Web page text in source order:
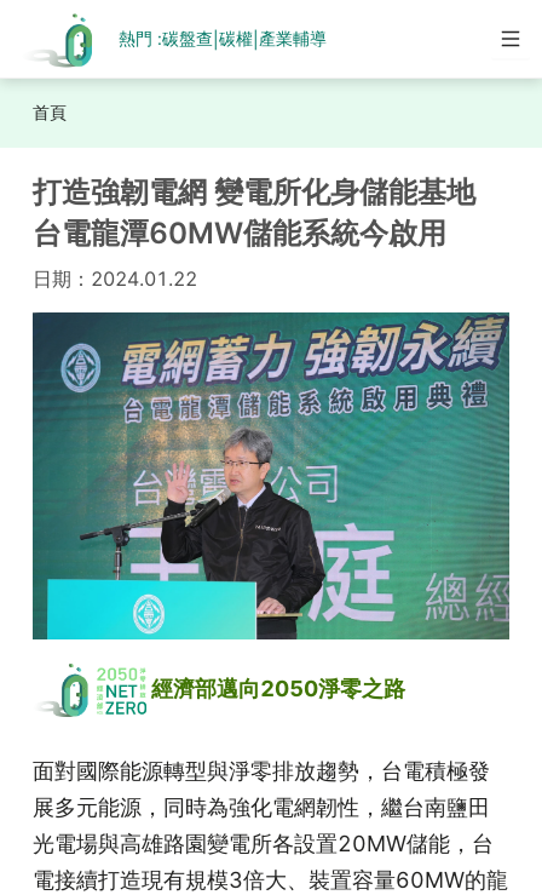
熱門 :碳盤查 碳權| 產業輔導
首頁
打造強韌電網 變電所化身儲能基地
台電龍潭60MW儲能系統今啟用
日期： 2024.01.22
經濟部邁向2050淨零之路
面對國際能源轉型與淨零排放趨勢，台電積極發
展多元能源，同時為強化電網韌性，繼台南鹽田
光電場與高雄路園變電所各設置20MW儲能，台
電接續打造現有規模3倍大、裝置容量60MW的龍